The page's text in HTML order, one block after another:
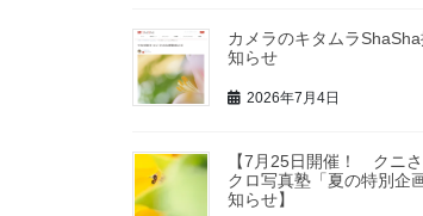
カメラのキタムラ
知らせ
2026年7月4日
【7月25日開催！ クニ
クロ写真塾「夏の特別企
知らせ】